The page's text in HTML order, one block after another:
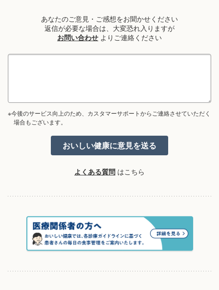
あなたのご意見・ご感想をお聞かせください
返信が必要な場合は、大変恐れ入りますが
お問い合わせ よりご連絡ください
※今後のサービス向上のため、カスタマーサポートからご連絡させていただく
場合もございます。
よくある質問 はこちら